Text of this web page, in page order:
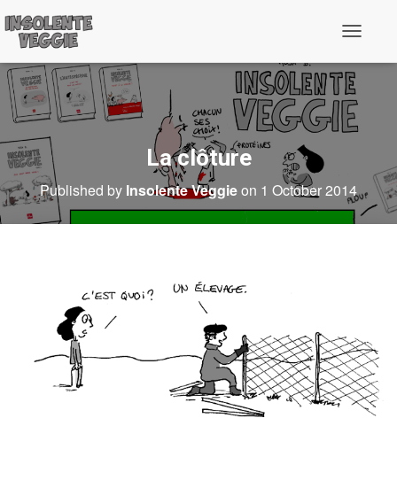
g
g
l
e
N
g
a
t
La clôture
Published by Insolente Veggieon 1 October 2014